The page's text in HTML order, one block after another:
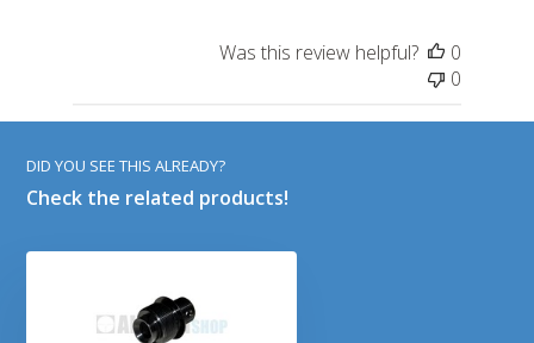
Was this review helpful?
0
0
DID YOU SEE THIS ALREADY?
Check the related products!